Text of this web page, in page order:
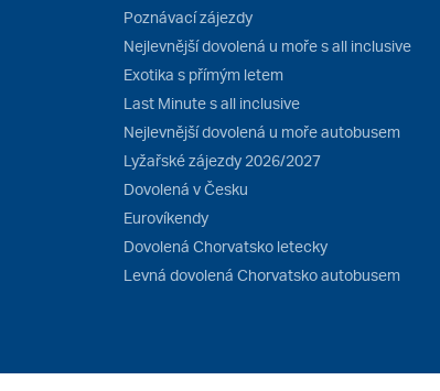
Poznávací zájezdy
Nejlevnější dovolená u moře s all inclusive
Exotika s přímým letem
Last Minute s all inclusive
Nejlevnější dovolená u moře autobusem
Lyžařské zájezdy 2026/2027
Dovolená v Česku
Eurovíkendy
Dovolená Chorvatsko letecky
Levná dovolená Chorvatsko autobusem